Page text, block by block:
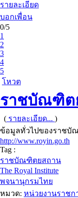
รายละเอียด
บอกเพื่อน
0/5
1
2
3
4
5
โหวต
ราชบัณฑิต
( รายละเอียด... )
ข้อมูลทั่วไปของราชบัณ
http://www.royin.go.th
Tag :
ราชบัณฑิตยสถาน
The Royal Institute
พจนานุกรมไทย
หมวด: หน่วยงานราชก